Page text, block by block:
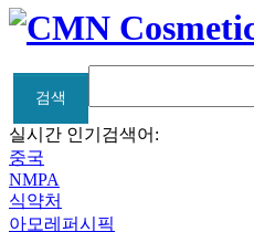
검색
검색
실시간 인기검색어:
중국
NMPA
식약처
아모레퍼시픽